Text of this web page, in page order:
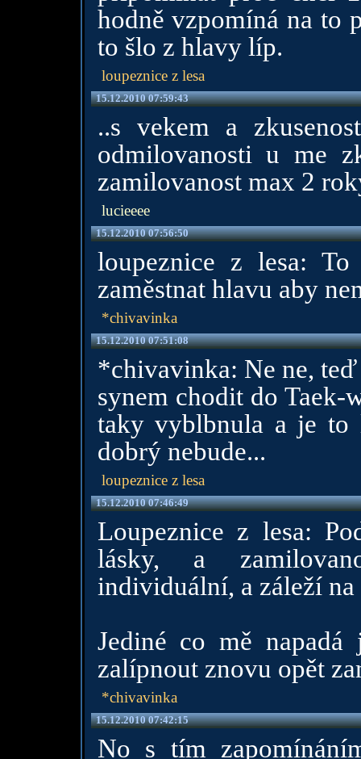
hodně vzpomíná na to
to šlo z hlavy líp.
loupeznice z lesa
15.12.2010 07:59:43
..s vekem a
odmilovanosti u me
zamilovanost max 2
lucieeee
15.12.2010 07:56:50
loupeznice z lesa:
zaměstnat hlavu aby
*chivavinka
15.12.2010 07:51:08
*chivavinka: Ne ne, teď
synem chodit do Taek-
taky vyblbnula a je to
dobrý nebude...
loupeznice z lesa
15.12.2010 07:46:49
Loupeznice z lesa:
lásky, a
individuální, a záleží na
Jediné co mě
zalípnout znovu opět
*chivavinka
15.12.2010 07:42:15
No s tím